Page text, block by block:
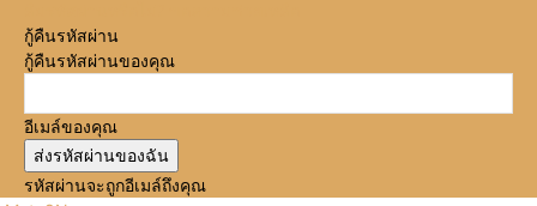
กู้คืนรหัสผ่าน
กู้คืนรหัสผ่านของคุณ
อีเมล์ของคุณ
รหัสผ่านจะถูกอีเมล์ถึงคุณ